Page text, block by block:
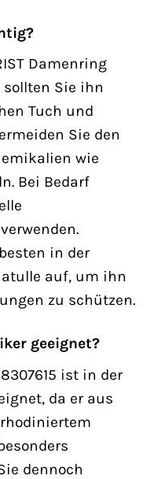
Damenring
sollten Sie ihn
Tuch und
Sie den
wie
Bei Bedarf
in der
auf, um ihn
zu schützen.
geeignet?
ist in der
da er aus
dennoch